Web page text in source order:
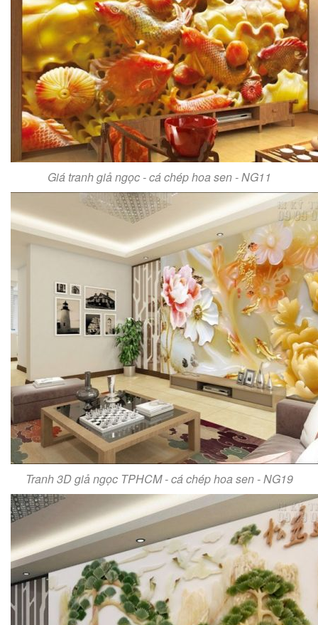
Giá tranh giả ngọc - cá chép hoa sen - NG11
Tranh 3D giả ngọc TPHCM - cá chép hoa sen - NG19